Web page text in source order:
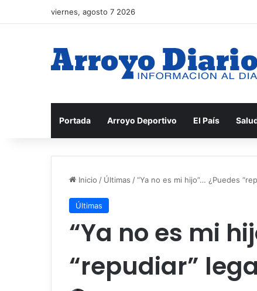
viernes, agosto 7 2026
Portada Arroyo Deportivo El País
Inicio / Últimas /“Ya no es mi hijo”… ¿Puedes
Últimas
“Ya no es mi
“repudiar”